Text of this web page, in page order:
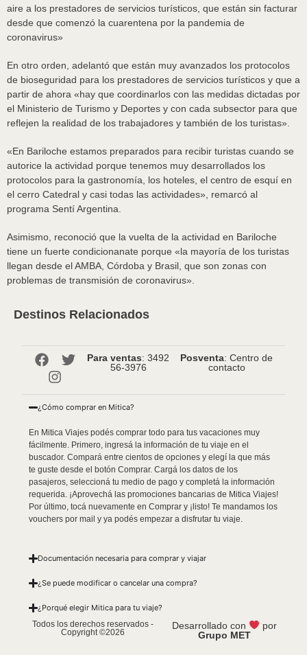
aire a los prestadores de servicios turísticos, que están sin facturar
desde que comenzó la cuarentena por la pandemia de
coronavirus»
En otro orden, adelantó que están muy avanzados los protocolos
de bioseguridad para los prestadores de servicios turísticos y que a
partir de ahora «hay que coordinarlos con las medidas dictadas por
el Ministerio de Turismo y Deportes y con cada subsector para que
reflejen la realidad de los trabajadores y también de los turistas».
«En Bariloche estamos preparados para recibir turistas cuando se
autorice la actividad porque tenemos muy desarrollados los
protocolos para la gastronomía, los hoteles, el centro de esquí en
el cerro Catedral y casi todas las actividades», remarcó al
programa Sentí Argentina.
Asimismo, reconoció que la vuelta de la actividad en Bariloche
tiene un fuerte condicionanate porque «la mayoría de los turistas
llegan desde el AMBA, Córdoba y Brasil, que son zonas con
problemas de transmisión de coronavirus».
Destinos Relacionados
Para ventas: 3492
56-3976
Posventa: Centro de
contacto
¿Cómo comprar en Mitica?
En Mitica Viajes podés comprar todo para tus vacaciones muy
fácilmente. Primero, ingresá la información de tu viaje en el
buscador. Compará entre cientos de opciones y elegí la que más
te guste desde el botón Comprar. Cargá los datos de los
pasajeros, seleccioná tu medio de pago y completá la información
requerida. ¡Aprovechá las promociones bancarias de Mitica Viajes!
Por último, tocá nuevamente en Comprar y ¡listo! Te mandamos los
vouchers por mail y ya podés empezar a disfrutar tu viaje.
Documentación necesaria para comprar y viajar
¿Se puede modificar o cancelar una compra?
¿Porqué elegir Mitica para tu viaje?
Todos los derechos reservados -
Copyright ©2026
Desarrollado con
por
Grupo MET